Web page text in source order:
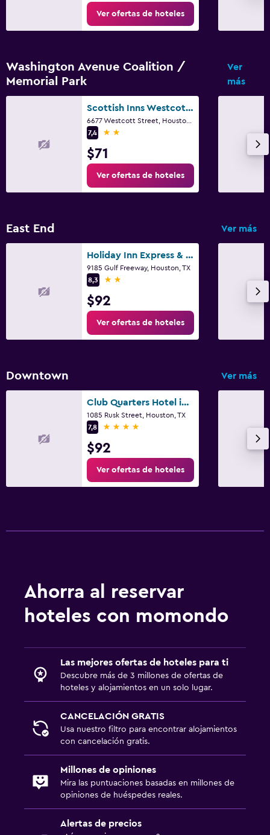
Ver ofertas de hoteles
Washington Avenue Coalition /
Memorial Park
Ver
más
Scottish Inns Westcott Street
7,4
2 estrellas
$71
Ver ofertas de hoteles
East End Ver más
Holiday Inn Express & Suites Houston - Hobby Airport Area By IHG
9185 Gulf Freeway, Houston, TX
8,3
2 estrellas
$92
Ver ofertas de hoteles
Downtown Ver más
Club Quarters Hotel in Houston
1085 Rusk Street, Houston, TX
7,8
4 estrellas
$92
Ver ofertas de hoteles
Ahorra al reservar
hoteles con momondo
Las mejores ofertas de hoteles para ti
Descubre más de 3 millones de ofertas de
hoteles y alojamientos en un solo lugar.
CANCELACIÓN GRATIS
Usa nuestro filtro para encontrar alojamientos
con cancelación gratis.
Millones de opiniones
Mira las puntuaciones basadas en millones de
opiniones de huéspedes reales.
Alertas de precios